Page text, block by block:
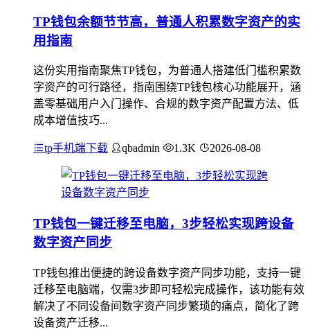
TP钱包余额节节高，普通人积累数字资产的实
用指南
这份实用指南聚焦TP钱包，为普通人搭建低门槛积累数
字资产的可行路径，指南围绕TP钱包核心功能展开，涵
盖零基础用户入门操作、合规的数字资产配置方法、低
成本增值技巧...
tp手机端下载 qbadmin 1.3K 2026-08-08
TP钱包一键迁移至电脑，3步轻松实现跨设备
数字资产同步
TP钱包推出便捷的跨设备数字资产同步功能，支持一键
迁移至电脑端，仅需3步即可轻松完成操作，该功能有效
解决了不同设备间数字资产同步繁琐的痛点，简化了跨
设备资产迁移...